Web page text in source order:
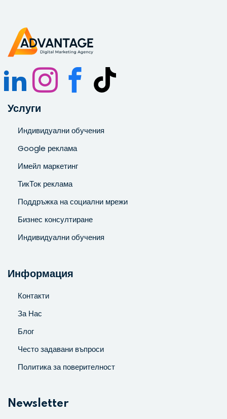
Услуги
Индивидуални обучения
Google реклама
Имейл маркетинг
ТикТок реклама
Поддръжка на социални мрежи
Бизнес консултиране
Индивидуални обучения
Информация
Контакти
За Нас
Блог
Често задавани въпроси
Политика за поверителност
Newsletter